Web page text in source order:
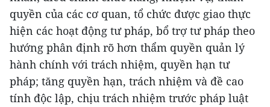
quyền của các cơ quan, tổ chức được giao thực
hiện các hoạt động tư pháp, bổ trợ tư pháp theo
hướng phân định rõ hơn thẩm quyền quản lý
hành chính với trách nhiệm, quyền hạn tư
pháp; tăng quyền hạn, trách nhiệm và đề cao
tính độc lập, chịu trách nhiệm trước pháp luật